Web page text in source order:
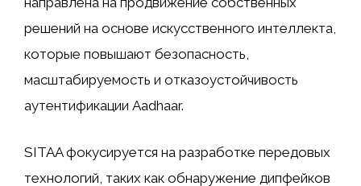
решений на основе искусственного интеллекта,
которые повышают безопасность,
масштабируемость и отказоустойчивость
аутентификации Aadhaar.
SITAA фокусируется на разработке передовых
технологий, таких как обнаружение дипфейков